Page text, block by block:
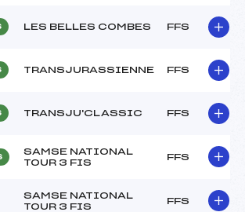
LES BELLES COMBES FFS
TRANSJURASSIENNE FFS
TRANSJU'CLASSIC FFS
SAMSE NATIONAL
TOUR 3 FIS
FFS
SAMSE NATIONAL
TOUR 3 FIS
FFS